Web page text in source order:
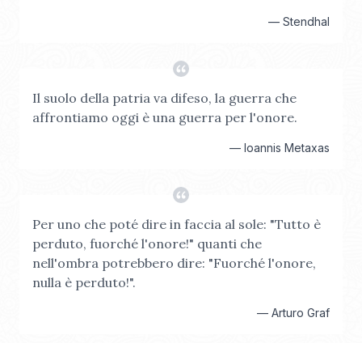
— Stendhal
Il suolo della patria va difeso, la guerra che
affrontiamo oggi è una guerra per l'onore.
— Ioannis Metaxas
Per uno che poté dire in faccia al sole: "Tutto è
perduto, fuorché l'onore!" quanti che
nell'ombra potrebbero dire: "Fuorché l'onore,
nulla è perduto!".
— Arturo Graf